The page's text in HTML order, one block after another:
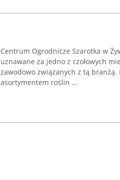
Centrum Ogrodnicze Szarotka w
uznawane za jedno z czołowych
zawodowo związanych z tą
asortymentem roślin ...